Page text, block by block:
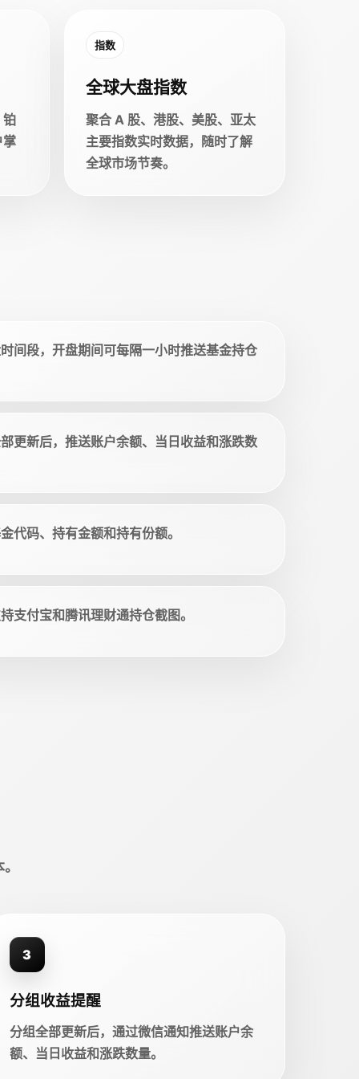
铂
掌
指数
全球大盘指数
聚合 A 股、港股、美股、亚太
主要指数实时数据，随时了解
全球市场节奏。
间段，开盘期间可每隔一小时推送基金持仓
更新后，推送账户余额、当日收益和涨跌数
代码、持有金额和持有份额。
支付宝和腾讯理财通持仓截图。
3
分组收益提醒
分组全部更新后，通过微信通知推送账户余
额、当日收益和涨跌数量。